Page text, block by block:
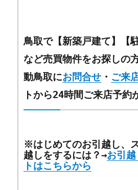
鳥取で【新築戸建て】【
など売買物件をお探しの
動鳥取にお問合せ ・ ご来
トから24時間ご来店予約
※はじめてのお引越し、
越しをするには？→お引
トはこちらから